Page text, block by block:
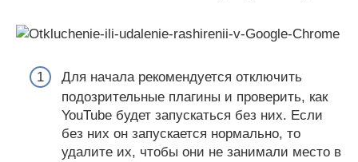
Для начала рекомендуется отключить
подозрительные плагины и проверить, как
YouTube будет запускаться без них. Если
без них он запускается нормально, то
удалите их, чтобы они не занимали место в